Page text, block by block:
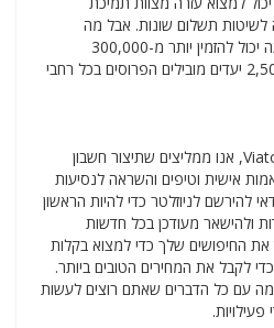
גם גישה לשיטות תשלום שונות. אבל מה
שחשוב עוד יותר ב-Viator, אתה יכול להזמין יותר מ-300,000
פעילויות וסיורים בלמעלה מ-2,500 יעדים מובילים הפרוסים בכל רחבי
לפני ביצוע הזמנה מקוונת ב-Viator, אנו ממליצים שתיצור חשבון
אישית וטיפים והשראה לנסיעות
להירשם לניוזלטר כדי להיות הראשון
ולהישאר מעודכן בכל חדשות
החיפושים שלך כדי למצוא בקלות
לקבל את המחירים הטובים ביותר.
עם כל הדברים שאתם רוצים לעשות